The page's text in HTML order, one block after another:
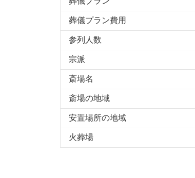
葬儀プラン費用
参列人数
宗派
斎場名
斎場の地域
安置場所の地域
火葬場